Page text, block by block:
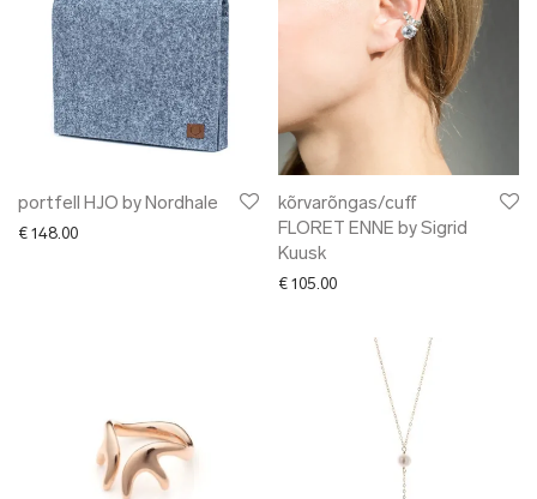
portfell HJO by Nordhale
€ 148.00
kõrvarõngas/cuff
FLORET ENNE by Sigrid
Kuusk
€ 105.00